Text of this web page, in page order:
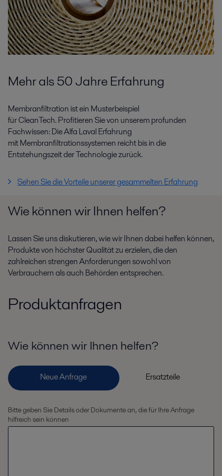
Mehr als 50 Jahre Erfahrung
Membranfiltration istein Musterbeispiel
fürCleanTech.Profitieren Sie von unseremprofunden
Fachwissen:Die Alfa LavalErfahrung
mitMembranfiltrationssystemen reicht bis in die
Entstehungszeit derTechnologiezurück.
Sehen Sie die Vorteile unserer gesammelten Erfahrung
Wie können wir Ihnen helfen?
Lassen Sie uns diskutieren, wie wir Ihnen dabei helfen können,
Produkte von höchster Qualität zu erzielen, die den
zahlreichen strengen Anforderungen sowohl von
Verbrauchern als auch Behörden entsprechen.
Produktanfragen
Wie können wir Ihnen helfen?
Bitte geben Sie Details oder Dokumente an, die für Ihre Anfrage
hilfreich sein können